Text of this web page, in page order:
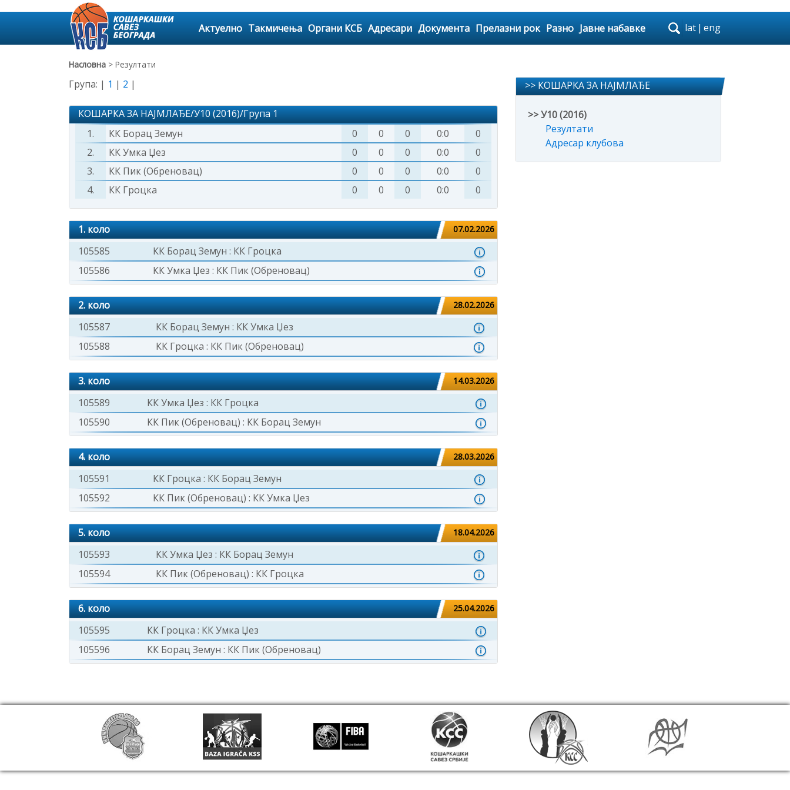
Актуелно Такмичења Органи КСБ Адресари Документа Прелазни рок Разно Јавне набавке lat | eng
Насловна > Резултати
Група: | 1 | 2 |
КОШАРКА ЗА НАЈМЛАЂЕ/У10 (2016)/Група 1
1.
КК Борац Земун 0 0 0 0:0
0
2.
КК Умка Џез 0 0 0 0:0
0
3.
КК Пик (Обреновац) 0 0 0 0:0
0
4.
КК Гроцка 0 0 0 0:0 0
1. коло 07.02.2026
105585 КК Борац Земун : КК Гроцка
105586
КК Умка Џез : КК Пик (Обреновац)
2. коло 28.02.2026
105587 КК Борац Земун : КК Умка Џез
105588
КК Гроцка : КК Пик (Обреновац)
3. коло 14.03.2026
105589 КК Умка Џез : КК Гроцка
105590
КК Пик (Обреновац) : КК Борац Земун
4. коло 28.03.2026
105591 КК Гроцка : КК Борац Земун
105592
КК Пик (Обреновац) : КК Умка Џез
5. коло 18.04.2026
105593 КК Умка Џез : КК Борац Земун
105594
КК Пик (Обреновац) : КК Гроцка
6. коло 25.04.2026
105595 КК Гроцка : КК Умка Џез
105596
КК Борац Земун : КК Пик (Обреновац)
>> КОШАРКА ЗА НАЈМЛАЂЕ
>> У10 (2016)
Резултати
Адресар клубова